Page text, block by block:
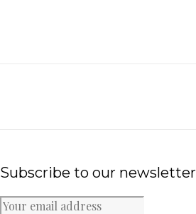
Subscribe to our newsletter